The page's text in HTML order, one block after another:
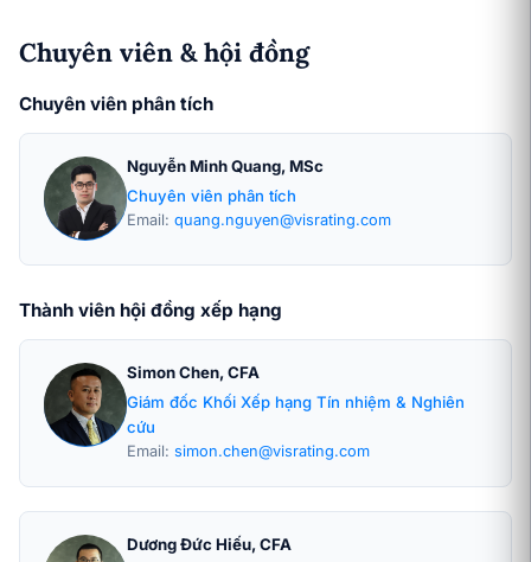
Chuyên viên & hội đồng
Chuyên viên phân tích
Nguyễn Minh Quang, MSc
Chuyên viên phân tích
Email: quang.nguyen@visrating.com
Thành viên hội đồng xếp hạng
Simon Chen, CFA
Giám đốc Khối Xếp hạng Tín nhiệm & Nghiên
cứu
Email: simon.chen@visrating.com
Dương Đức Hiếu, CFA